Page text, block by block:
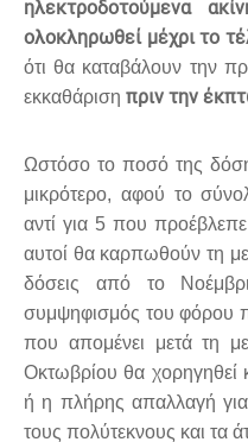
ηλεκτροδοτούμενα
ολοκληρωθεί μέχρι το
ότι θα καταβάλουν την
εκκαθάριση πριν την
Ωστόσο το ποσό της
μικρότερο, αφού το
αντί για 5 που
αυτοί θα καρπωθούν τη
δόσεις από το
συμψηφισμός του φόρου
που απομένει μετά τη
Οκτωβρίου θα
ή η πλήρης απαλλαγή
τους πολύτεκνους και τα